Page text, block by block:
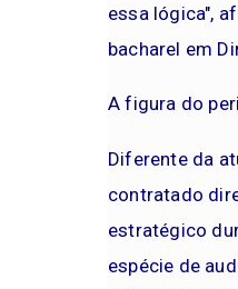
essa lógica",
bacharel em
A figura do
Diferente da
contratado
estratégico
espécie de